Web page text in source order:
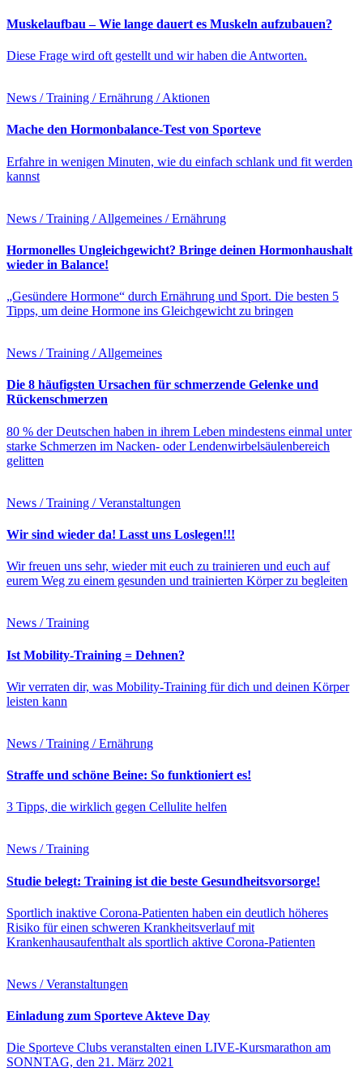
Muskelaufbau – Wie lange dauert es Muskeln aufzubauen?
Diese Frage wird oft gestellt und wir haben die Antworten.
News / Training / Ernährung / Aktionen
Mache den Hormonbalance-Test von Sporteve
Erfahre in wenigen Minuten, wie du einfach schlank und fit werden
kannst
News / Training / Allgemeines / Ernährung
Hormonelles Ungleichgewicht? Bringe deinen Hormonhaushalt
wieder in Balance!
„Gesündere Hormone“ durch Ernährung und Sport. Die besten 5
Tipps, um deine Hormone ins Gleichgewicht zu bringen
News / Training / Allgemeines
Die 8 häufigsten Ursachen für schmerzende Gelenke und
Rückenschmerzen
80 % der Deutschen haben in ihrem Leben mindestens einmal unter
starke Schmerzen im Nacken- oder Lendenwirbelsäulenbereich
gelitten
News / Training / Veranstaltungen
Wir sind wieder da! Lasst uns Loslegen!!!
Wir freuen uns sehr, wieder mit euch zu trainieren und euch auf
eurem Weg zu einem gesunden und trainierten Körper zu begleiten
News / Training
Ist Mobility-Training = Dehnen?
Wir verraten dir, was Mobility-Training für dich und deinen Körper
leisten kann
News / Training / Ernährung
Straffe und schöne Beine: So funktioniert es!
3 Tipps, die wirklich gegen Cellulite helfen
News / Training
Studie belegt: Training ist die beste Gesundheitsvorsorge!
Sportlich inaktive Corona-Patienten haben ein deutlich höheres
Risiko für einen schweren Krankheitsverlauf mit
Krankenhausaufenthalt als sportlich aktive Corona-Patienten
News / Veranstaltungen
Einladung zum Sporteve Akteve Day
Die Sporteve Clubs veranstalten einen LIVE-Kursmarathon am
SONNTAG, den 21. März 2021